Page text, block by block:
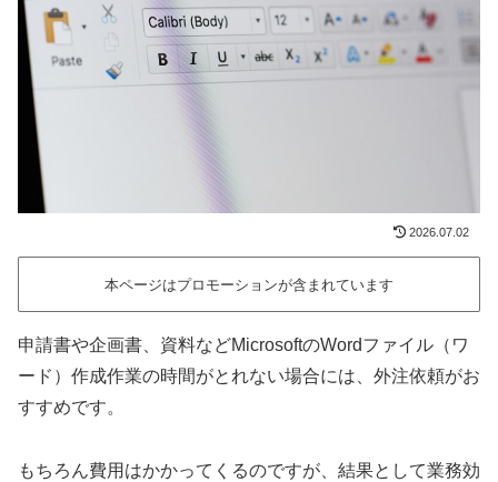
2026.07.02
本ページはプロモーションが含まれています
申請書や企画書、資料などMicrosoftのWordファイル（ワ
ード）作成作業の時間がとれない場合には、外注依頼がお
すすめです。
もちろん費用はかかってくるのですが、結果として業務効